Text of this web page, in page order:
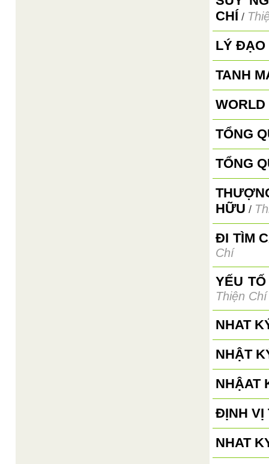
CHÍ /
LÝ ĐẠO
TANH
WORLD
TỔNG
TỔNG
HỮU /
ĐI TÌM
Chí
YẾU
Thiện Chí
NHAT
NHẬT
NHẬAT
ĐỊNH VỊ
NHAT